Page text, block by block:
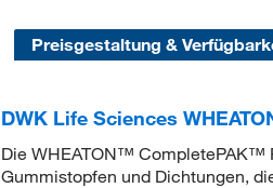
Preisgestaltung &
DWK Life Sciences
Die WHEATON™ CompletePAK™
Gummistopfen und Dichtungen,